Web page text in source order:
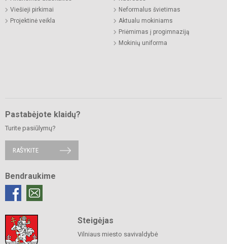
Viešieji pirkimai
Projektinė veikla
Neformalus švietimas
Aktualu mokiniams
Priėmimas į progimnaziją
Mokinių uniforma
Pastabėjote klaidų?
Turite pasiūlymų?
RAŠYKITE
Bendraukime
Steigėjas
Vilniaus miesto savivaldybė